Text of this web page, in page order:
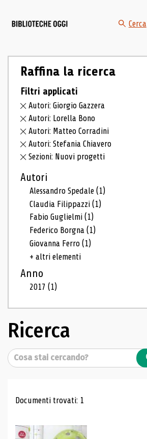
Cerca
Raffina la ricerca
Filtri applicati
Autori: Giorgio Gazzera
Autori: Lorella Bono
Autori: Matteo Corradini
Autori: Stefania Chiavero
Sezioni: Nuovi progetti
Autori
Alessandro Spedale(1)
Claudia Filippazzi(1)
Fabio Guglielmi(1)
Federico Borgna(1)
Giovanna Ferro(1)
+ altri elementi
Anno
2017(1)
Ricerca
Cerca
Risultati di ricerca
Documenti trovati: 1